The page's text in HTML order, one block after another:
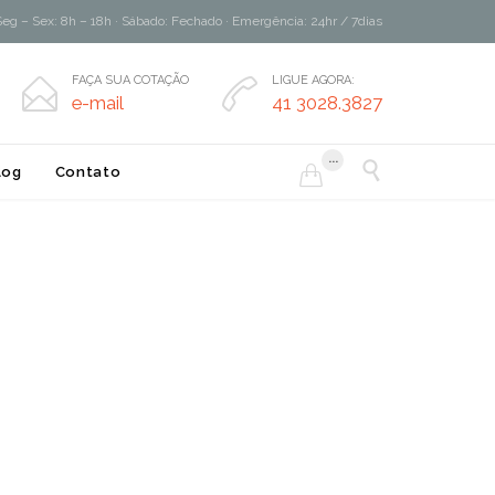
– Sex: 8h – 18h · Sábado: Fechado · Emergência: 24hr / 7dias
 FAÇA SUA COTAÇÃO
e-mail  LIGUE AGORA:
41 3028.3827
Contato 
... 